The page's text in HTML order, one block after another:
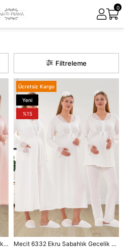
0
Filtreleme
Mecit 6332 Pudra Sabahlık Gecelik Pijama Hamile Lohusa Set Mecit 6332 Ekru Sabahlık Gecelik Pijama Hamile Lohusa Set
Ücretsiz Kargo
Yeni
Ürün
%15